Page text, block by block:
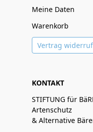
Meine Daten
Warenkorb
Vertrag
KONTAKT
STIFTUNG für
Artenschutz
& Alternative